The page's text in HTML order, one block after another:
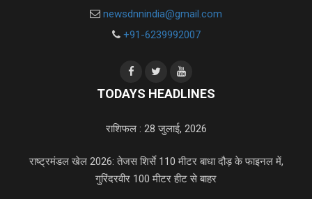
newsdnnindia@gmail.com
+91-6239992007
TODAYS HEADLINES
राशिफल : 28 जुलाई, 2026
राष्ट्रमंडल खेल 2026: तेजस शिर्से 110 मीटर बाधा दौड़ के फाइनल में,
गुरिंदरवीर 100 मीटर हीट से बाहर